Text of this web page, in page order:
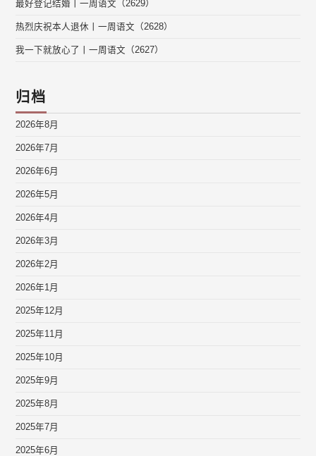
最好登记结婚丨一周语文（2629）
热烈庆祝本人退休丨一周语文（2628）
我一下就放心了丨一周语文（2627）
归档
2026年8月
2026年7月
2026年6月
2026年5月
2026年4月
2026年3月
2026年2月
2026年1月
2025年12月
2025年11月
2025年10月
2025年9月
2025年8月
2025年7月
2025年6月